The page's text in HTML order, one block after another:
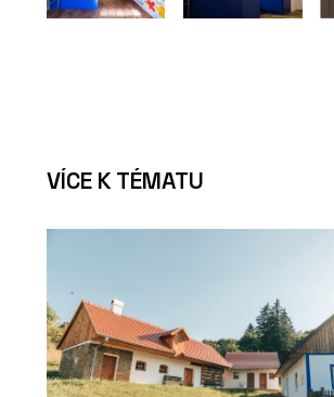
VÍCE K TÉMATU